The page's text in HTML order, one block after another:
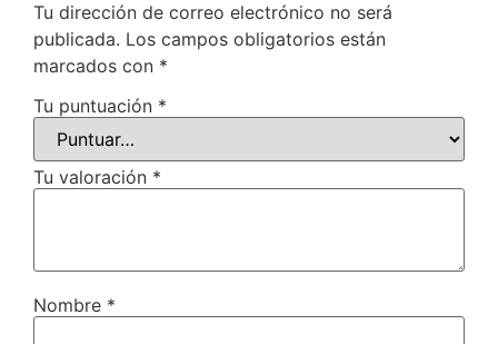
Tu dirección de correo electrónico no será
publicada. Los campos obligatorios están
marcados con *
Tu puntuación *
Tu valoración *
Nombre *